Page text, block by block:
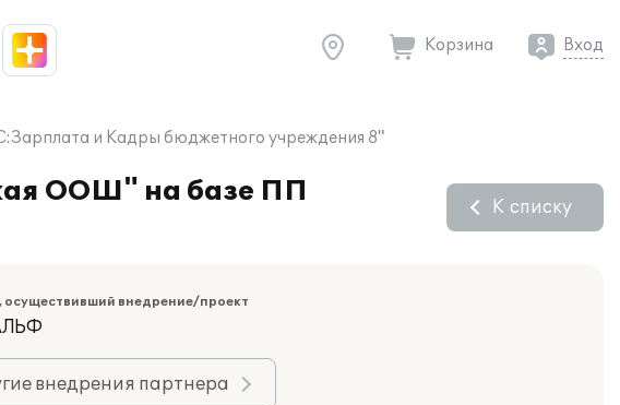
Корзина Вход
и Кадры бюджетного учреждения 8"
ООШ" на базе ПП
К списку
осуществивший внедрение/проект
внедрения партнера